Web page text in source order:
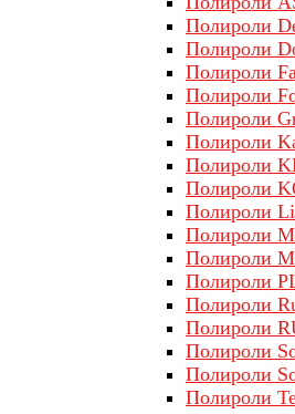
Полироли
Полироли
Полироли
Полироли
Полироли
Полироли
Полироли
Полироли
Полироли
Полироли
Полироли
Полироли
Полироли
Полироли
Полироли
Полироли
Полироли